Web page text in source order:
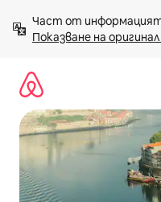
към
съдържанието
Показване на